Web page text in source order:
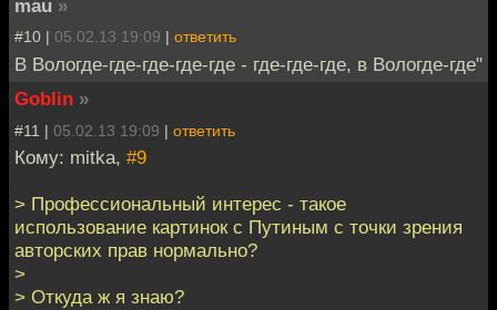
mau »
#10 | 05.02.13 19:09 | ответить
В Вологде-где-где-где-где - где-где-где, в Вологде-где"
Goblin »
#11 | 05.02.13 19:09 | ответить
Кому: mitka, #9
> Профессиональный интерес - такое
использование картинок с Путиным с точки зрения
авторских прав нормально?
>
> Откуда ж я знаю?